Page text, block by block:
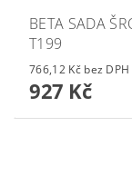
BETA SADA
T199
766,12 Kč bez DPH
927 Kč